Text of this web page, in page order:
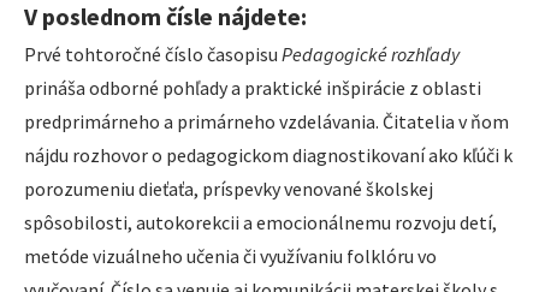
V poslednom čísle nájdete:
Prvé tohtoročné číslo časopisu Pedagogické rozhľady
prináša odborné pohľady a praktické inšpirácie z oblasti
predprimárneho a primárneho vzdelávania. Čitatelia v ňom
nájdu rozhovor o pedagogickom diagnostikovaní ako kľúči k
porozumeniu dieťaťa, príspevky venované školskej
spôsobilosti, autokorekcii a emocionálnemu rozvoju detí,
metóde vizuálneho učenia či využívaniu folklóru vo